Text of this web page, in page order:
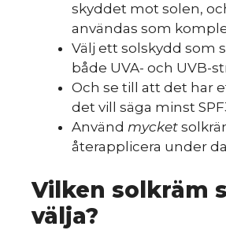
skyddet mot solen,
användas som
Välj ett solskydd som
både UVA- och UVB-
Och se till att det har
det vill säga minst
Använd mycket
återapplicera under
Vilken solkräm
välja?